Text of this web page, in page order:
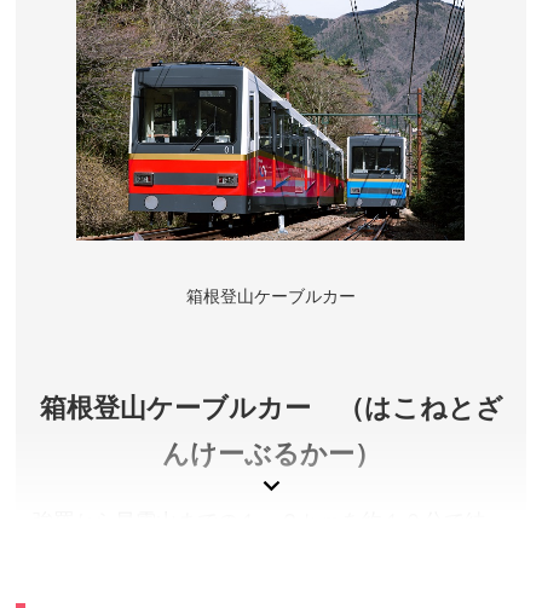
桃源台のエリアを観光遊覧船が結んでいます。湖面
にうつる「逆さ富士」や、外輪山からの眺望も見事
です。
神奈川県足柄下郡箱根町
アクセス／【箱根・元箱根】箱根登山電車 箱根湯本駅
より箱根登山バス(箱根町港行き)で「元箱根港」または
「箱根町港」バス停下車。【桃源台】箱根登山電車 箱
ス停下車。東名高速道路 御殿場ICより車で約40分。
箱根登山ケーブルカー
箱根登山ケーブルカー （はこねとざ
んけーぶるかー）